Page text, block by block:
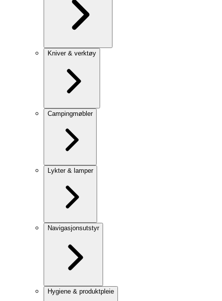
Kniver & verktøy
Campingmøbler
Lykter & lamper
Navigasjonsutstyr
Hygiene & produktpleie